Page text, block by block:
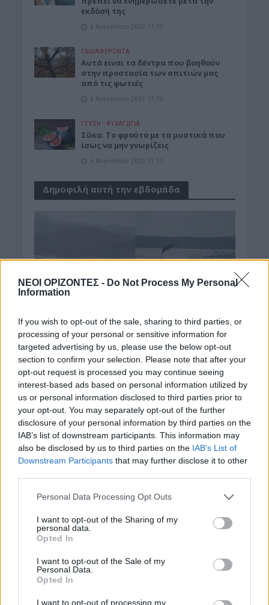
ΝΕΟΙ ΟΡΙΖΟΝΤΕΣ - Do Not Process My Personal
Information
If you wish to opt-out of the sale, sharing to third parties, or
processing of your personal or sensitive information for
targeted advertising by us, please use the below opt-out
section to confirm your selection. Please note that after your
opt-out request is processed you may continue seeing
interest-based ads based on personal information utilized by
us or personal information disclosed to third parties prior to
your opt-out. You may separately opt-out of the further
disclosure of your personal information by third parties on the
IAB’s list of downstream participants. This information may
also be disclosed by us to third parties on the IAB’s List of
Downstream Participants that may further disclose it to other
Personal Data Processing Opt Outs
I want to opt-out of the Sharing of my
personal data.
Opted In
I want to opt-out of the Sale of my
Personal Data.
Opted In
I want to opt-out of processing my
εκδόσή της
6 Αυγούστου 2026 17:20
ΕΝΔΙΑΦΕΡΟΝΤΑ
Αυτά είναι τα δέντρα που βοηθούν
στην προστασία των σπιτιών μας
από τις φωτιές
6 Αυγούστου 2026 17:16
ΓΕΎΣΗ - ΨΥΧΑΓΩΓΊΑ
Σύκο: Το φρούτο με τα μυστικά που
ίσως να μην γνωρίζεις
6 Αυγούστου 2026 17:11
Δημοφιλή αυτή την εβδομάδα